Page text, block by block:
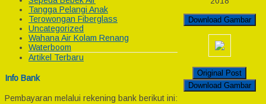
Tangga Pelangi Anak
Terowongan Fiberglass
Uncategorized
Wahana Air Kolam Renang
Waterboom
Artikel Terbaru
Info Bank
Pembayaran melalui rekening bank berikut ini:
Download Gambar
Original Post
Download Gambar